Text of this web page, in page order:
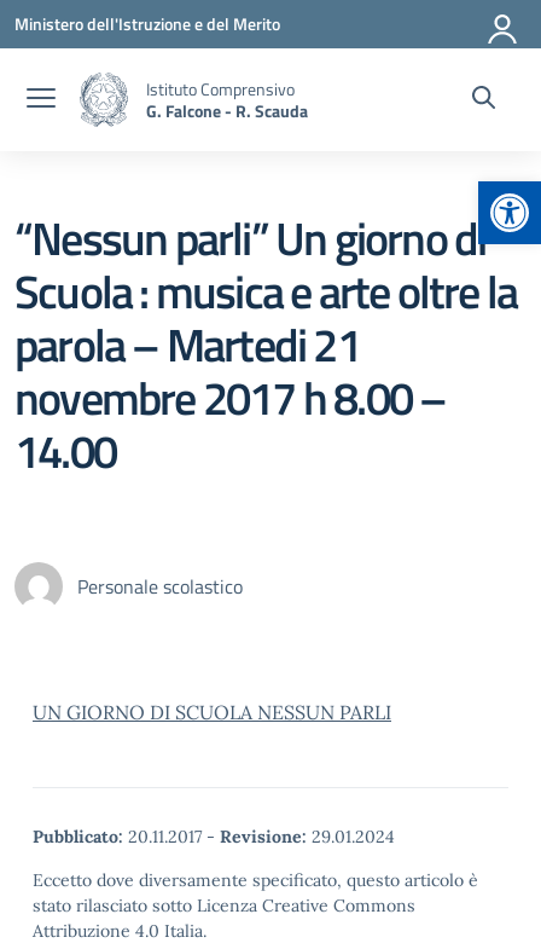
Vai ai contenuti
Vai al menu di navigazione
Vai al footer
Ministero dell'Istruzione e del Merito
Istituto Comprensivo
G. Falcone - R. Scauda
“Nessun parli” Un giorno di
Scuola : musica e arte oltre la
parola – Martedi 21
novembre 2017 h 8.00 –
14.00
Personale scolastico
UN GIORNO DI SCUOLA NESSUN PARLI
Pubblicato: 20.11.2017 - Revisione: 29.01.2024
Eccetto dove diversamente specificato, questo articolo è
stato rilasciato sotto Licenza Creative Commons
Attribuzione 4.0 Italia.